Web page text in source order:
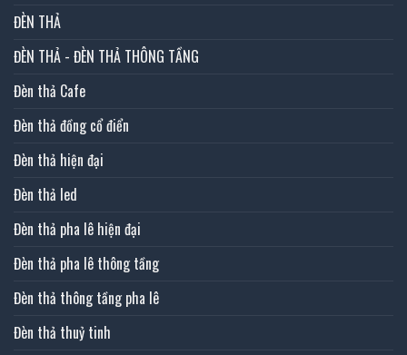
ĐÈN THẢ
ĐÈN THẢ - ĐÈN THẢ THÔNG TẦNG
Đèn thả Cafe
Đèn thả đồng cổ điển
Đèn thả hiện đại
Đèn thả led
Đèn thả pha lê hiện đại
Đèn thả pha lê thông tầng
Đèn thả thông tầng pha lê
Đèn thả thuỷ tinh